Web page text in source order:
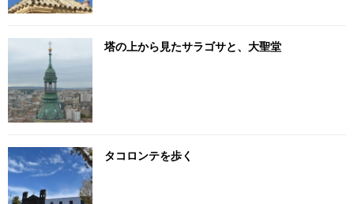
塔の上から見たサラゴサと、大聖堂
タコロンテを歩く